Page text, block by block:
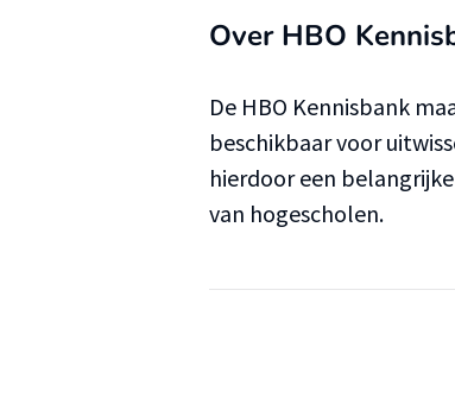
Over HBO
De HBO Kennisbank
beschikbaar voor
hierdoor een
van hogescholen.